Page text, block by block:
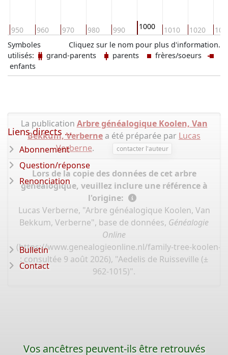
950 960 970 980 990 1000 1010 1020
Cliquez sur le nom pour plus d'information.
Symboles
utilisés:
grand-parents parents
frères/soeurs
enfants
La publication Arbre généalogique Koolen, Van
Bekkum, Verberne a été préparée par Lucas
Verberne. contacter l'auteur
Lors de la copie des données de cet arbre
généalogique, veuillez inclure une référence à
l'origine:
Lucas Verberne, "Arbre généalogique Koolen, Van
Bekkum, Verberne", base de données, Généalogie
Online
(https://www.genealogieonline.nl/family-tree-koolen-
: consultée 9 août 2026), "Aedelis de Ruisseville (±
962-1015)".
Liens directs ...
Abonnement
Question/réponse
Renonciation
Bulletin
Contact
Vos ancêtres peuvent-ils être retrouvés